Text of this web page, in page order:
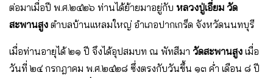
ต่อมาเมื่อปี พ.ศ.๒๔๒๖ ท่านได้ย้ายมาอยู่กับ หลวงปู่เอี่ยม วัด
สะพานสูง ตำบลบ้านเเหลมใหญ่ อำเภอปากเกร็ด จังหวัดนนทบุรี
เมื่อท่านอายุได้ ๒๑ ปี จึงได้อุปสมบท ณ พัทสีมา วัดสะพานสูง เมื่อ
วันที่ ๒๔ กรกฎาคม พ.ศ.๒๔๒๘ ซึ่งตรงกับวันขึ้น ๑๓ ค่ำ เดือน ๘ ปี